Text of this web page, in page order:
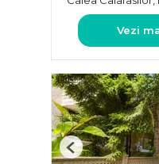
Vezi
Previous